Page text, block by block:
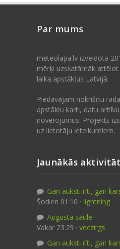
Par mums
meteolapa.lv izveidota
mērķi uzskatāmāk
laika apstākļus Latvijā.
Piedāvājam nokrišņu
apstākļu karti, datu
novērojumus. Projekts
uz lietotāju ieteikumiem.
Jaunākās
Gan auksti rīti, gan
Šodien 01:10 · lightning
Augusta saule
Vakar 23:29 · veczirgs
Gan auksti rīti, gan